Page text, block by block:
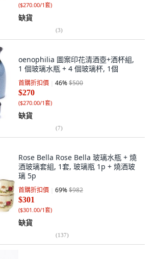
($270.00/1套)
缺貨
(3)
oenophilia 圖案印花清酒壺+酒杯組,
1 個玻璃水瓶 + 4 個玻璃杯, 1個
首購折扣價 46%$500
$270
($270.00/1套)
缺貨
(7)
Rose Bella Rose Bella 玻璃水瓶 + 燒
酒玻璃套組, 1套, 玻璃瓶 1p + 燒酒玻
璃 5p
首購折扣價 69%$982
$301
($301.00/1套)
缺貨
(137)